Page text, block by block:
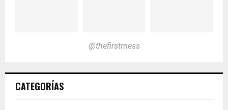
@thefirstmess
CATEGORÍAS